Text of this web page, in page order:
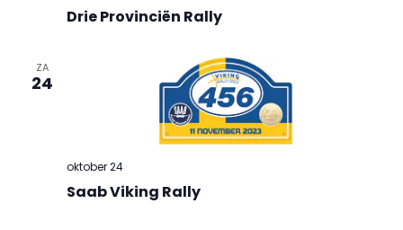
Drie Provinciën Rally
ZA
24
Saab Viking Rally
oktober 24